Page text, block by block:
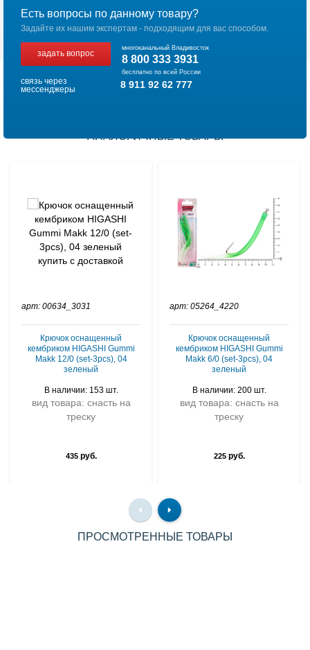
Есть вопросы по данному товару?
Задайте их нашим экспертам - подходящим для вас способом.
задать вопрос
многоканальный Владивосток
8 800 333 3931
бесплатно по всей России
связь через
мессенджеры
8 911 92 62 777
АНАЛОГИЧНЫЕ ТОВАРЫ
арт: 00634_3031
Крючок оснащенный
кембриком HIGASHI Gummi
Makk 12/0 (set-3pcs), 04
зеленый
В наличии: 153 шт.
вид товара: снасть на
треску
435руб.
арт: 05264_4220
Крючок оснащенный
кембриком HIGASHI Gummi
Makk 6/0 (set-3pcs), 04
зеленый
В наличии: 200 шт.
вид товара: снасть на
треску
225руб.
ПРОСМОТРЕННЫЕ ТОВАРЫ